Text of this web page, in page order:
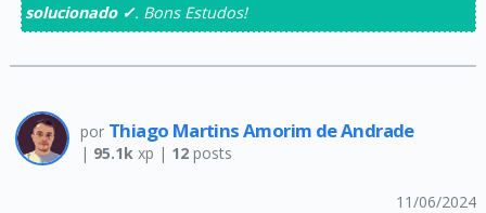
solucionado ✓. Bons Estudos!
por Thiago Martins Amorim de Andrade
| 95.1k xp | 12posts
11/06/2024